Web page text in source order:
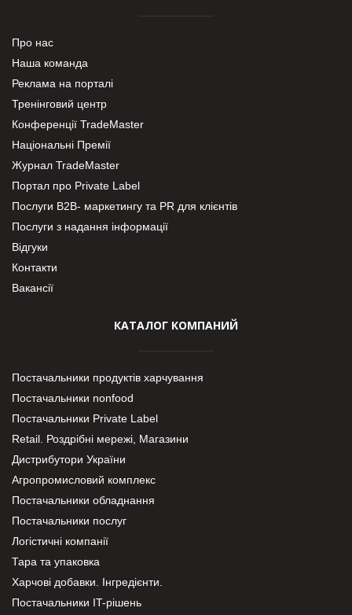
Про нас
Наша команда
Реклама на порталі
Тренінговий центр
Конференції TradeMaster
Національні Премії
Журнал TradeMaster
Портал про Private Label
Послуги В2В- маркетингу та PR для клієнтів
Послуги з надання інформації
Відгуки
Контакти
Вакансії
КАТАЛОГ КОМПАНИЙ
Постачальники продуктів харчування
Постачальники nonfood
Постачальники Private Label
Retail. Роздрібні мережі, Магазини
Дистрибутори України
Агропромисловий комплекс
Постачальники обладнання
Постачальники послуг
Логістичні компанії
Тара та упаковка
Харчові добавки. Інгредієнти.
Постачальники IT-рішень